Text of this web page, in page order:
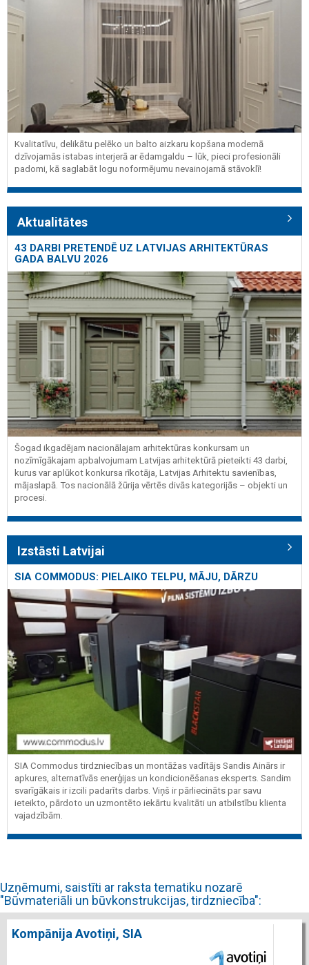
Kvalitatīvu, delikātu pelēko un balto aizkaru kopšana modernā
dzīvojamās istabas interjerā ar ēdamgaldu – lūk, pieci profesionāli
padomi, kā saglabāt logu noformējumu nevainojamā stāvoklī!
Aktualitātes
43 DARBI PRETENDĒ UZ LATVIJAS ARHITEKTŪRAS
GADA BALVU 2026
Šogad ikgadējam nacionālajam arhitektūras konkursam un
nozīmīgākajam apbalvojumam Latvijas arhitektūrā pieteikti 43 darbi,
kurus var aplūkot konkursa rīkotāja, Latvijas Arhitektu savienības,
mājaslapā. Tos nacionālā žūrija vērtēs divās kategorijās – objekti un
procesi.
Izstāsti Latvijai
SIA COMMODUS: PIELAIKO TELPU, MĀJU, DĀRZU
SIA Commodus tirdzniecības un montāžas vadītājs Sandis Ainārs ir
apkures, alternatīvās enerģijas un kondicionēšanas eksperts. Sandim
svarīgākais ir izcili padarīts darbs. Viņš ir pārliecināts par savu
ieteikto, pārdoto un uzmontēto iekārtu kvalitāti un atbilstību klienta
vajadzībām.
Uzņēmumi, saistīti ar raksta tematiku nozarē
"Būvmateriāli un būvkonstrukcijas, tirdzniecība":
Kompānija Avotiņi, SIA